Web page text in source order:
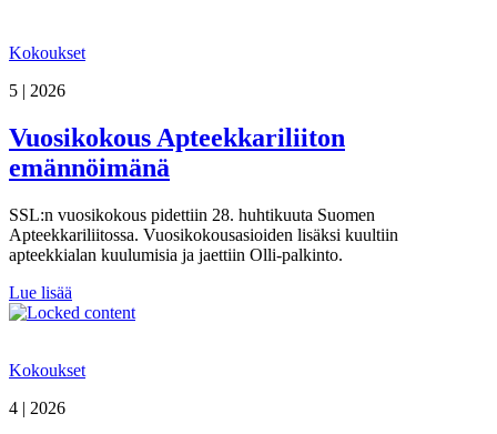
Kokoukset
5 | 2026
Vuosikokous Apteekkariliiton
emännöimänä
SSL:n vuosikokous pidettiin 28. huhtikuuta Suomen
Apteekkariliitossa. Vuosikokousasioiden lisäksi kuultiin
apteekkialan kuulumisia ja jaettiin Olli-palkinto.
Lue lisää
Kokoukset
4 | 2026